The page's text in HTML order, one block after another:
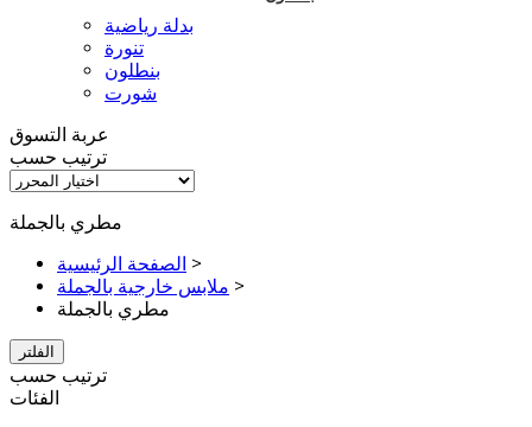
بدلة رياضية
تنورة
بنطلون
شورت
عربة التسوق
ترتيب حسب
مطري بالجملة
الصفحة الرئيسية >
ملابس خارجية بالجملة >
مطري بالجملة
الفلتر
ترتيب حسب
الفئات